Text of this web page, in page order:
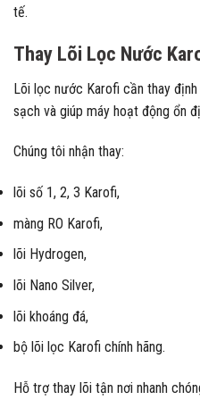
tế.
Thay Lõi Lọc Nước
Lõi lọc nước Karofi cần thay
sạch và giúp máy hoạt động ổn
Chúng tôi nhận thay:
lõi số 1, 2, 3 Karofi,
màng RO Karofi,
lõi Hydrogen,
lõi Nano Silver,
lõi khoáng đá,
bộ lõi lọc Karofi chính hãng.
Hỗ trợ thay lõi tận nơi nhanh